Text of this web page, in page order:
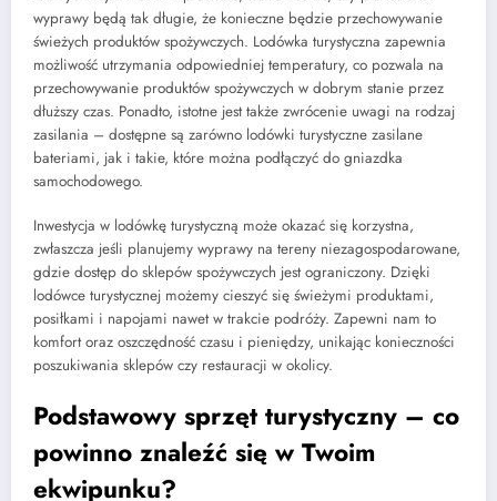
wyprawy będą tak długie, że konieczne będzie przechowywanie
świeżych produktów spożywczych. Lodówka turystyczna zapewnia
możliwość utrzymania odpowiedniej temperatury, co pozwala na
przechowywanie produktów spożywczych w dobrym stanie przez
dłuższy czas. Ponadto, istotne jest także zwrócenie uwagi na rodzaj
zasilania – dostępne są zarówno lodówki turystyczne zasilane
bateriami, jak i takie, które można podłączyć do gniazdka
samochodowego.
Inwestycja w lodówkę turystyczną może okazać się korzystna,
zwłaszcza jeśli planujemy wyprawy na tereny niezagospodarowane,
gdzie dostęp do sklepów spożywczych jest ograniczony. Dzięki
lodówce turystycznej możemy cieszyć się świeżymi produktami,
posiłkami i napojami nawet w trakcie podróży. Zapewni nam to
komfort oraz oszczędność czasu i pieniędzy, unikając konieczności
poszukiwania sklepów czy restauracji w okolicy.
Podstawowy sprzęt turystyczny – co
powinno znaleźć się w Twoim
ekwipunku?